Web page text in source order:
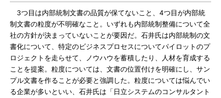
3つ目は内部統制文書の品質が保てないこと、4つ目が内部統
制文書の粒度が不明確なこと。いずれも内部統制整備について全
社の方針が決まっていないことが要因だ。石井氏は内部統制の文
書化について、特定のビジネスプロセスについてパイロットのプ
ロジェクトを走らせて、ノウハウを蓄積したり、人材を育成する
ことを提案。粒度については、文書の位置付けを明確にし、サン
プル文書を作ることが必要と強調した。粒度については悩んでい
る企業が多いといい、石井氏は「日立システムのコンサルタント